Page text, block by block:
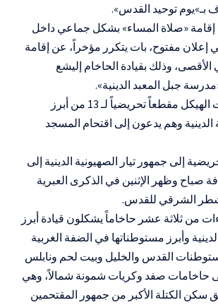
«صلاة المساء» بشكل جماعي داخل
إعلان مفتوح، بات يتكرر مؤخراً، عن إقامة
وذلك بقيادة الحاخام إليشع
جبل المعبد الدينية».
ونشر اتحاد منظمات الهيكل مقطعاً تحريضياً لـ 13 من أبرز
الدينية وهم يدعون إلى اقتحام المسجد
إلى جمهور تيار الصهيونية الدينية إلى
صباح وظهر الإثنين في الذكرى العبرية
الشرقي للقدس.
من ثلاثة عشر حاخاماً يشكلون قيادة أبرز
وأبرز مستوطناتها في الضفة الغربية
القدس والخليل وبيت لحم ونابلس
حاخامات صفد وكريات شمونة شمالاً، وهي
الكتلة الأكبر من جمهور المقتحمين